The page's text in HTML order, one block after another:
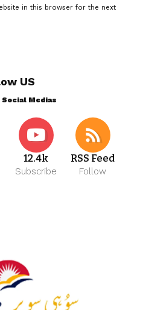
in this browser for the next
US
Social Medias
12.4k
Subscribe
RSS Feed
Follow